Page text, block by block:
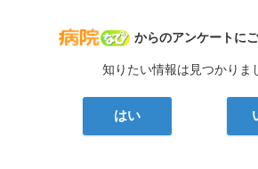
病院なび
からのアンケートに
知りたい情報は見つかりま
はい